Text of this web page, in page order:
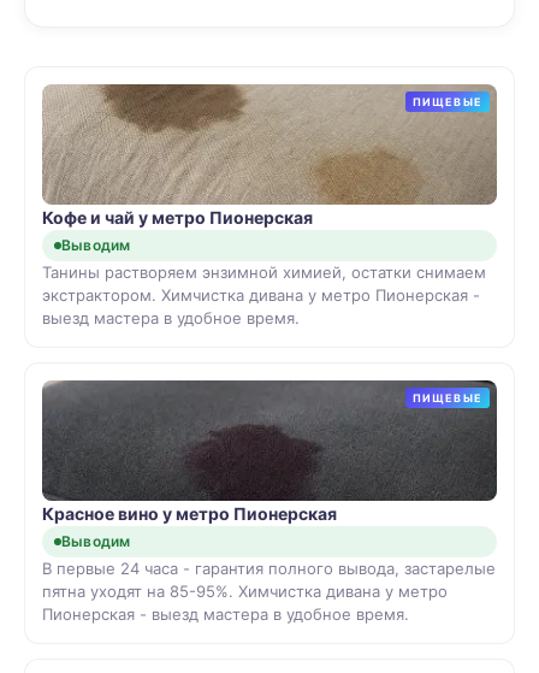
ПИЩЕВЫЕ
Кофе и чай у метро Пионерская
Выводим
Танины растворяем энзимной химией, остатки снимаем
экстрактором. Химчистка дивана у метро Пионерская -
выезд мастера в удобное время.
ПИЩЕВЫЕ
Красное вино у метро Пионерская
Выводим
В первые 24 часа - гарантия полного вывода, застарелые
пятна уходят на 85-95%. Химчистка дивана у метро
Пионерская - выезд мастера в удобное время.